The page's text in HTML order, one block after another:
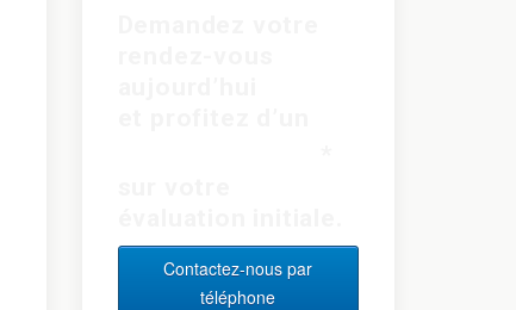
Contactez-nous par
téléphone